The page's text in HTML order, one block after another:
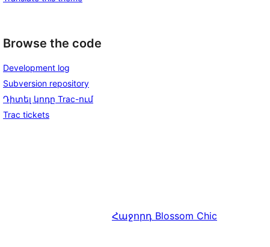
Browse the code
Development log
Subversion repository
Դիտել կոդը Trac-ում
Trac tickets
Հաջորդ Blossom Chic